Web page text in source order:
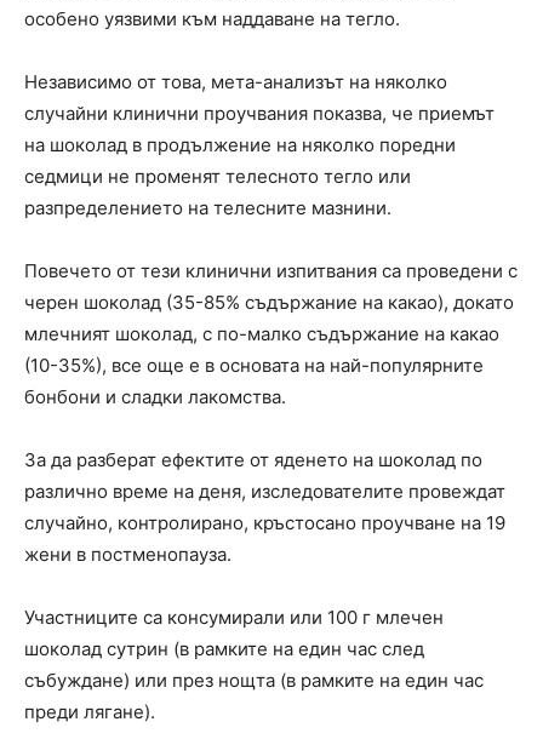
особено уязвими към наддаване на тегло.
Независимо от това, мета-анализът на няколко
случайни клинични проучвания показва, че приемът
на шоколад в продължение на няколко поредни
седмици не променят телесното тегло или
разпределението на телесните мазнини.
Повечето от тези клинични изпитвания са проведени с
черен шоколад (35-85% съдържание на какао), докато
млечният шоколад, с по-малко съдържание на какао
(10-35%), все още е в основата на най-популярните
бонбони и сладки лакомства.
За да разберат ефектите от яденето на шоколад по
различно време на деня, изследователите провеждат
случайно, контролирано, кръстосано проучване на 19
жени в постменопауза.
Участниците са консумирали или 100 г млечен
шоколад сутрин (в рамките на един час след
събуждане) или през нощта (в рамките на един час
преди лягане).